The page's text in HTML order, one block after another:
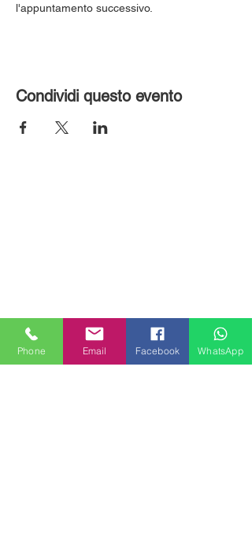
l'appuntamento successivo.
Condividi questo evento
Phone Email Facebook WhatsApp